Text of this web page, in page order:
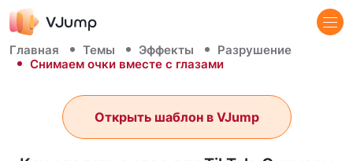
Главная Темы Эффекты
Разрушение
Снимаем очки вместе с глазами
Открыть шаблон в VJump